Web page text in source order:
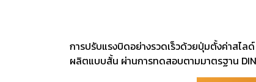
การปรับแรงบิดอย่างรวดเร็วด้วยปุ่มตั้งค่าสไล
ผลิตแบบสั้น ผ่านการทดสอบตามมาตรฐาน